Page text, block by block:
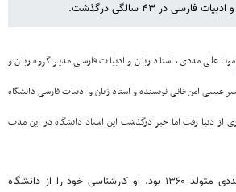
در ۴۳ سالگی درگذشت.
علی مددی، استاد زبان و ادبیات فارسی مدیر گروه زبان و
عیسی امن‌خانی نویسنده و استاد زبان و ادبیات فارسی دانشگاه
بیماری از دنیا رفت اما خبر درگذشت این استاد دانشگاه در این مدت
به گزارش ایسنا، مونا علی‌مددی متولد ۱۳۶۰ بود. او کارشناسی خود را از دانشگاه